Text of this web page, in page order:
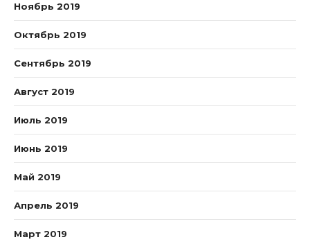
Ноябрь 2019
Октябрь 2019
Сентябрь 2019
Август 2019
Июль 2019
Июнь 2019
Май 2019
Апрель 2019
Март 2019